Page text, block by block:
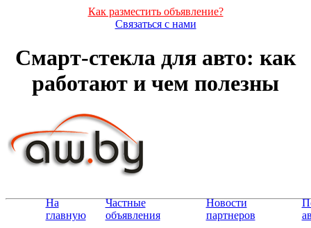
Как разместить объявление?
Связаться с нами
Смарт-стекла для авто: как
работают и чем полезны
На
главную
Частные
объявления
Новости
партнеров